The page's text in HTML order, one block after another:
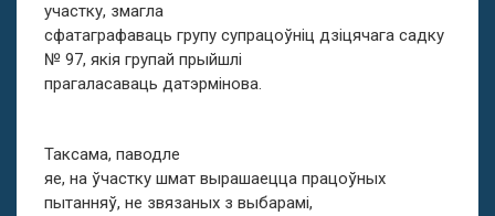
участку, змагла
сфатаграфаваць групу супрацоўніц дзіцячага садку
№ 97, якія групай прыйшлі
прагаласаваць датэрмінова.
Таксама, паводле
яе, на ўчастку шмат вырашаецца працоўных
пытанняў, не звязаных з выбарамі,